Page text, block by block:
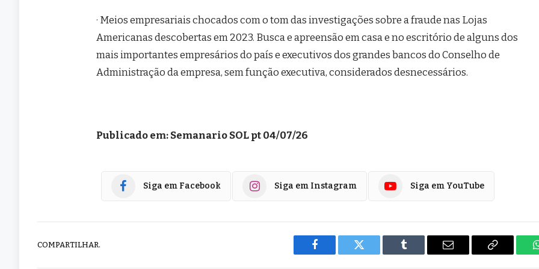
· Meios empresariais chocados com o tom das investigações sobre a fraude nas Lojas
Americanas descobertas em 2023. Busca e apreensão em casa e no escritório de alguns dos
mais importantes empresários do país e executivos dos grandes bancos do Conselho de
Administração da empresa, sem função executiva, considerados desnecessários.
Publicado em: Semanario SOL pt 04/07/26
Siga em Facebook Siga em Instagram Siga em YouTube
COMPARTILHAR.
Facebook Twitter Tumblr
E-
Copiar